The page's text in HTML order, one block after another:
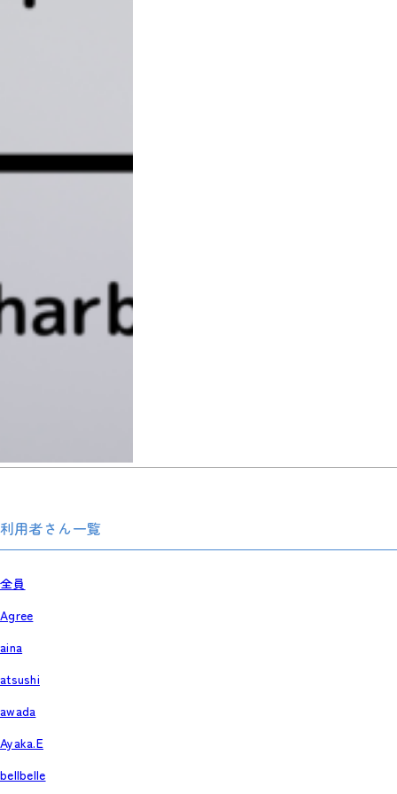
利用者さん一覧
全員
Agree
aina
atsushi
awada
Ayaka.E
bellbelle